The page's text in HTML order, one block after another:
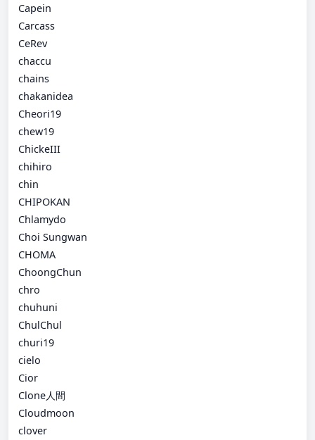
Capein
Carcass
CeRev
chaccu
chains
chakanidea
Cheori19
chew19
ChickeIII
chihiro
chin
CHIPOKAN
Chlamydo
Choi Sungwan
CHOMA
ChoongChun
chro
chuhuni
ChulChul
churi19
cielo
Cior
Clone人間
Cloudmoon
clover